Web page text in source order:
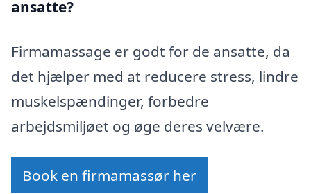
ansatte?
Firmamassage er godt for de ansatte, da
det hjælper med at reducere stress, lindre
muskelspændinger, forbedre
arbejdsmiljøet og øge deres velvære.
Book en firmamassør her